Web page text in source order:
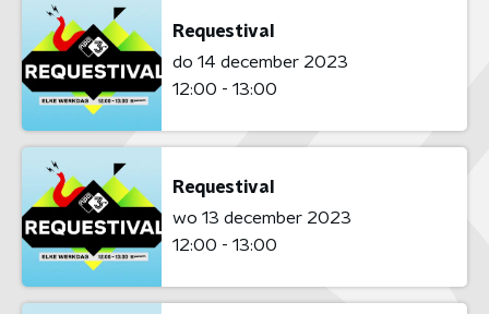
Requestival
do 14 december 2023
12:00 - 13:00
Requestival
wo 13 december 2023
12:00 - 13:00